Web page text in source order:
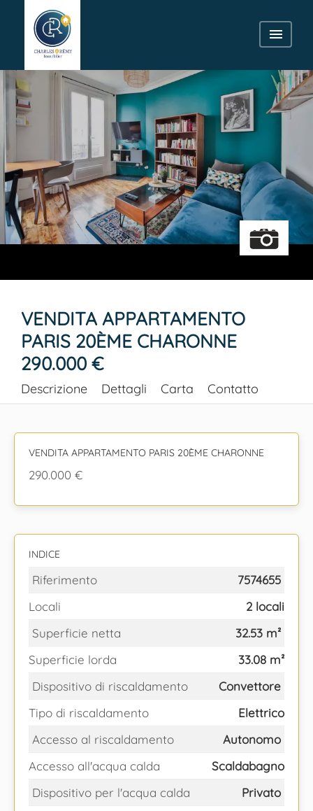
VENDITA APPARTAMENTO
PARIS 20ÈME CHARONNE
290.000 €
Descrizione Dettagli Carta Contatto
VENDITA APPARTAMENTO PARIS 20ÈME CHARONNE
290.000 €
INDICE
Riferimento
7574655
Locali
2 locali
Superficie netta
32.53 m²
Superficie lorda
33.08 m²
Dispositivo di riscaldamento
Convettore
Tipo di riscaldamento
Elettrico
Accesso al riscaldamento
Autonomo
Accesso all'acqua calda
Scaldabagno
Dispositivo per l'acqua calda
Privato